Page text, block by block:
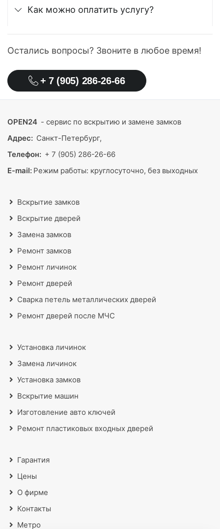
Как можно оплатить услугу?
Остались вопросы? Звоните в любое время!
+ 7 (905) 286-26-66
OPEN24 - сервис по вскрытию и замене замков
Адрес: Санкт-Петербург,
Телефон: + 7 (905) 286-26-66
E-mail: Режим работы: круглосуточно, без выходных
Вскрытие замков
Вскрытие дверей
Замена замков
Ремонт замков
Ремонт личинок
Ремонт дверей
Сварка петель металлических дверей
Ремонт дверей после МЧС
Установка личинок
Замена личинок
Установка замков
Вскрытие машин
Изготовление авто ключей
Ремонт пластиковых входных дверей
Гарантия
Цены
О фирме
Контакты
Метро